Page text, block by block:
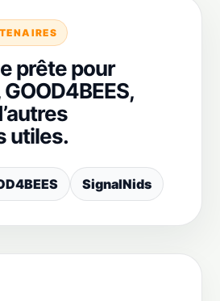
prête pour
utiles.
SignalNids